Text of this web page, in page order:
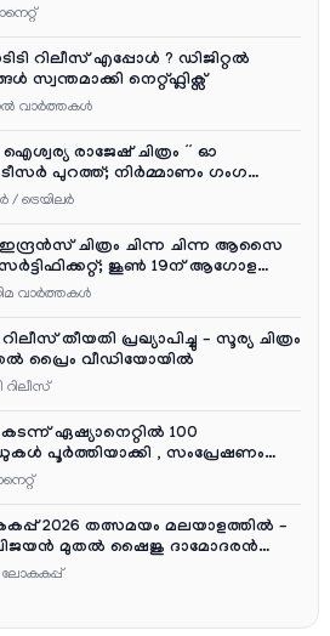
റിലീസ് എപ്പോൾ ? ഡിജിറ്റൽ
സ്വന്തമാക്കി നെറ്റ്ഫ്ലിക്സ്
വാര്‍ത്തകള്‍
ഐശ്വര്യ രാജേഷ് ചിത്രം ” ഓ
പുറത്ത്; നിർമ്മാണം ഗംഗ
/ ട്രെയിലര്‍
ചിത്രം ചിന്ന ചിന്ന ആസൈ
സർട്ടിഫിക്കറ്റ്; ജൂൺ 19ന് ആഗോള
വാര്‍ത്തകള്‍
തീയതി പ്രഖ്യാപിച്ചു – സൂര്യ ചിത്രം
പ്രൈം വീഡിയോയിൽ
റിലീസ്
ഏഷ്യാനെറ്റിൽ 100
പൂർത്തിയാക്കി , സംപ്രേഷണം
വെള്ളി വരെ രാത്രി 9:30 ന്
2026 തത്സമയം മലയാളത്തിൽ –
മുതൽ ഷൈജു ദാമോദരൻ
സംഘത്തിൽ